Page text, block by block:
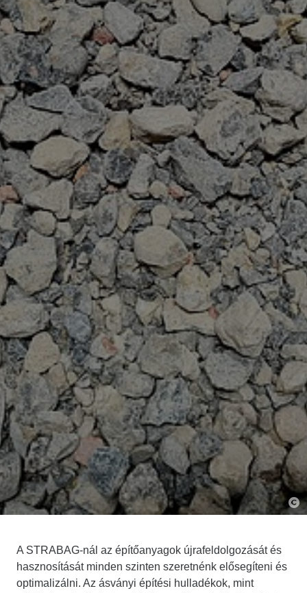
A STRABAG-nál az építőanyagok újrafeldolgozását és
hasznosítását minden szinten szeretnénk elősegíteni és
optimalizálni. Az ásványi építési hulladékok, mint